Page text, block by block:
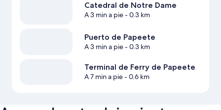
Catedral de Notre Dame
A 3 min a pie- 0.3 km
Puerto de Papeete
A 3 min a pie- 0.3 km
Terminal de Ferry de Papeete
A 7 min a pie- 0.6 km